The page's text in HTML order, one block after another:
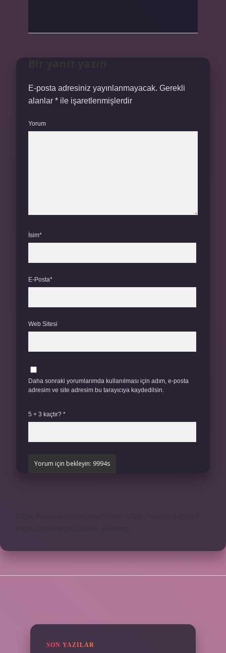
E-posta adresiniz yayınlanmayacak. Gerekli
alanlar * ile işaretlenmişlerdir
Yorum
İsim*
E-Posta*
Web Sitesi
Daha sonraki yorumlarımda kullanılması için adım, e-posta
adresim ve site adresim bu tarayıcıya kaydedilsin.
5 + 3 kaçtır? *
SON YAZILAR